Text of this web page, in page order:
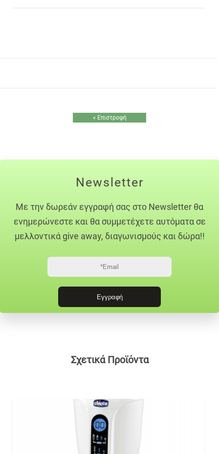
« Επιστροφή
Newsletter
Με την δωρεάν εγγραφή σας στο Newsletter θα
ενημερώνεστε και θα συμμετέχετε αυτόματα σε
μελλοντικά give away, διαγωνισμούς και δώρα!!
Σχετικά Προϊόντα